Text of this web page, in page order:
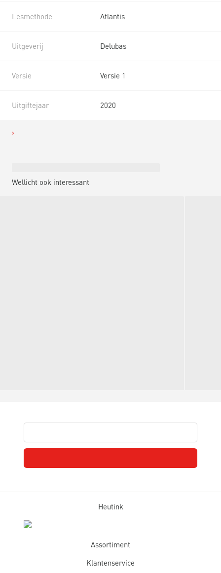
Lesmethode Atlantis
Uitgeverij Delubas
Versie Versie 1
Uitgiftejaar 2020
Wellicht ook interessant
Heutink
Assortiment
Klantenservice